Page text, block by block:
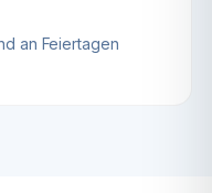
an Feiertagen